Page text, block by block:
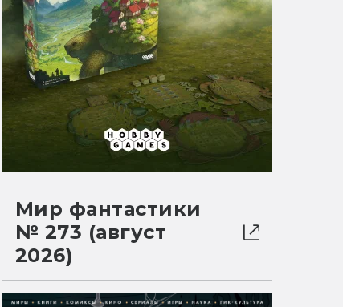
Мир фантастики
№ 273 (август
2026)